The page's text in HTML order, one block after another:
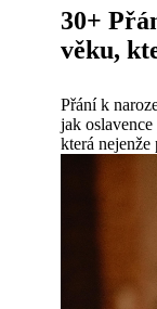
30+
věku,
Přání k
jak
která nejenže